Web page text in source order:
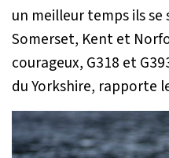
un meilleur temps ils se
Somerset, Kent et
courageux, G318 et
du Yorkshire, rapporte